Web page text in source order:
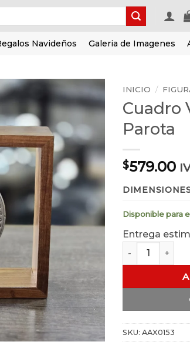
Navideños Galeria de Imagenes
lista de
deseos
INICIO /
Cuadro
Parota
$579.00
Disponible para
Entrega
Cuadro Virgen
SKU: AAX0153